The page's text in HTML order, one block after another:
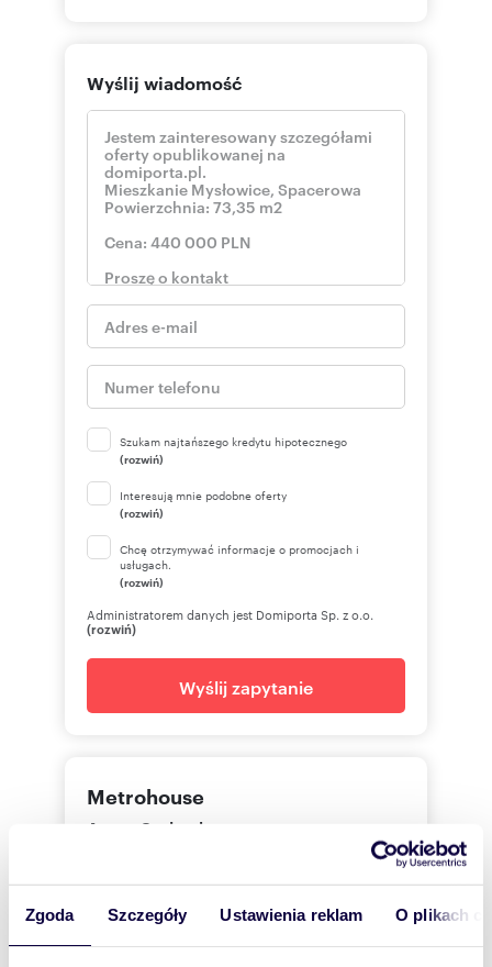
Zgoda Szczegóły Ustawienia reklam O plikach
Wyślij wiadomość
Szukam najtańszego kredytu hipotecznego
(rozwiń)
Interesują mnie podobne oferty
(rozwiń)
Chcę otrzymywać informacje o promocjach i
usługach.
(rozwiń)
Administratorem danych jest Domiporta Sp. z o.o.
(rozwiń)
Wyślij zapytanie
Metrohouse
Aneta Stolarska
485196 Pokaż telefon